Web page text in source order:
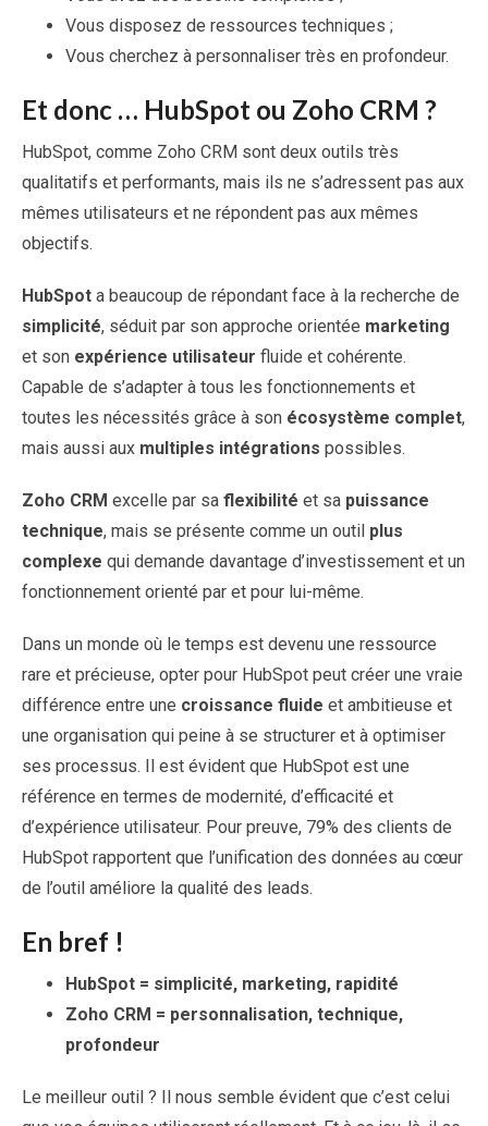
Vous disposez de ressources techniques ;
Vous cherchez à personnaliser très en profondeur.
Et donc … HubSpot ou Zoho CRM ?
HubSpot, comme Zoho CRM sont deux outils très
qualitatifs et performants, mais ils ne s’adressent pas aux
mêmes utilisateurs et ne répondent pas aux mêmes
objectifs.
HubSpot a beaucoup de répondant face à la recherche de
simplicité, séduit par son approche orientée marketing
et son expérience utilisateur fluide et cohérente.
Capable de s’adapter à tous les fonctionnements et
toutes les nécessités grâce à son écosystème complet,
mais aussi aux multiples intégrations possibles.
Zoho CRM excelle par sa flexibilité et sa puissance
technique, mais se présente comme un outil plus
complexe qui demande davantage d’investissement et un
fonctionnement orienté par et pour lui-même.
Dans un monde où le temps est devenu une ressource
rare et précieuse, opter pour HubSpot peut créer une vraie
différence entre une croissance fluide et ambitieuse et
une organisation qui peine à se structurer et à optimiser
ses processus. Il est évident que HubSpot est une
référence en termes de modernité, d’efficacité et
d’expérience utilisateur. Pour preuve, 79% des clients de
HubSpot rapportent que l’unification des données au cœur
de l’outil améliore la qualité des leads.
En bref !
HubSpot = simplicité, marketing, rapidité
Zoho CRM = personnalisation, technique,
profondeur
Le meilleur outil ? Il nous semble évident que c’est celui